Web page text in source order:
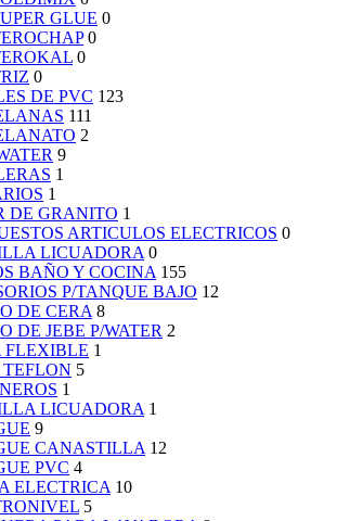
GLUE 0
0
0
0
DE PVC 123
111
2
9
1
1
DE GRANITO 1
ARTICULOS ELECTRICOS 0
LICUADORA 0
BAÑO Y COCINA 155
P/TANQUE BAJO 12
DE CERA 8
DE JEBE P/WATER 2
FLEXIBLE 1
5
1
LICUADORA 1
9
CANASTILLA 12
PVC 4
ELECTRICA 10
5